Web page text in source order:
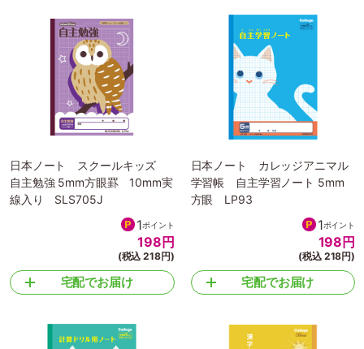
日本ノート スクールキッズ
自主勉強 5mm方眼罫 10mm実
線入り SLS705J
1ポイント
198 円
(税込 218円)
宅配でお届け
日本ノート カレッジアニマル
学習帳 自主学習ノート 5mm
方眼 LP93
1ポイント
198 円
(税込 218円)
宅配でお届け